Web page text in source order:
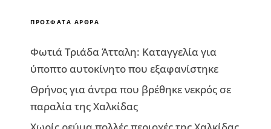
ΠΡΌΣΦΑΤΑ ΆΡΘΡΑ
Φωτιά Τριάδα Άτταλη: Καταγγελία για
ύποπτο αυτοκίνητο που εξαφανίστηκε
Θρήνος για άντρα που βρέθηκε νεκρός σε
παραλία της Χαλκίδας